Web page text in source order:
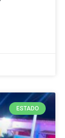
ESTADO